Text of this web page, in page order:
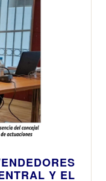
Y EL